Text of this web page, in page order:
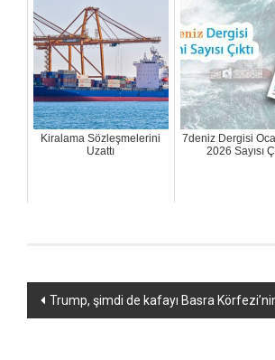
Kiralama Sözleşmelerini
Uzattı
7deniz Dergisi
2026 Sayısı
Yazı
Trump, şimdi de kafayı Basra